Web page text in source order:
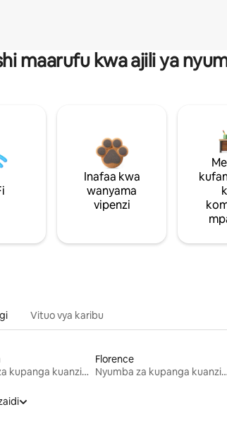
maarufu kwa ajili ya
Inafaa kwa
wanyama
vipenzi
Vituo vya karibu
Nyumba za kupanga kuanzia mwezi mmoja
Florence
Nyumba za kupanga kuanzia mwezi mmoja